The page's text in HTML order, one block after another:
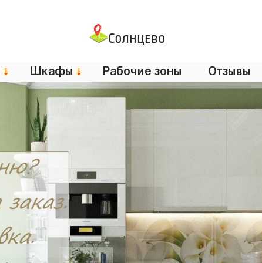
Солнцево
↓ Шкафы ↓ Рабочие зоны Отзывы